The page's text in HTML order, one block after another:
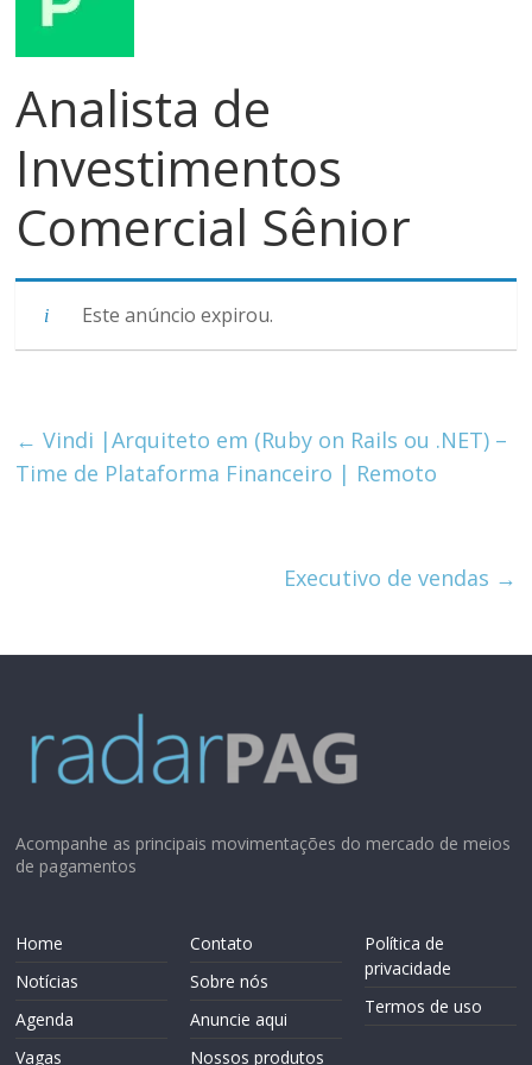
meios
Analista de
Investimentos
Comercial Sênior
Este anúncio expirou.
← Vindi |Arquiteto em (Ruby on Rails ou .NET) –
Time de Plataforma Financeiro | Remoto
Executivo de vendas →
Acompanhe as principais movimentações do mercado de meios
de pagamentos
Home
Notícias
Agenda
Vagas
Contato
Sobre nós
Anuncie aqui
Nossos produtos
Política de
privacidade
Termos de uso